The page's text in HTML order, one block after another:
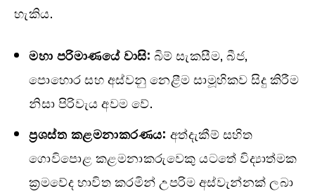
හැකිය.
මහා පරිමාණයේ වාසි: බිම් සැකසීම, බීජ,
පොහොර සහ අස්වනු නෙළීම සාමූහිකව සිදු කිරීම
නිසා පිරිවැය අවම වේ.
ප්‍රශස්ත කළමනාකරණය: අත්දැකීම් සහිත
ගොවිපොළ කළමනාකරුවෙකු යටතේ විද්‍යාත්මක
ක්‍රමවේද භාවිත කරමින් උපරිම අස්වැන්නක් ලබා